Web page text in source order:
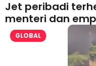
Jet peribadi
menteri dan
GLOBAL